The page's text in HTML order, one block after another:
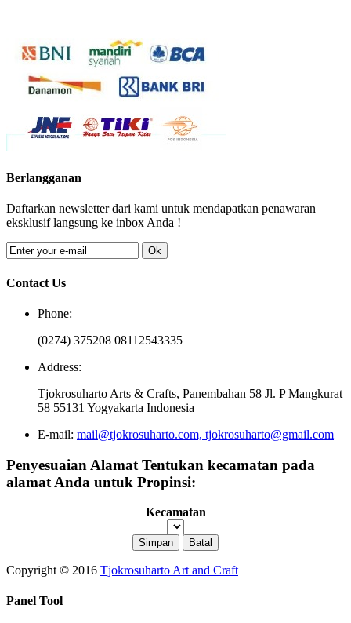
Berlangganan
Daftarkan newsletter dari kami untuk mendapatkan penawaran
eksklusif langsung ke inbox Anda !
Ok
Contact Us
Phone:
(0274) 375208 08112543335
Address:
Tjokrosuharto Arts & Crafts, Panembahan 58 Jl. P Mangkurat
58 55131 Yogyakarta Indonesia
E-mail: mail@tjokrosuharto.com, tjokrosuharto@gmail.com
Penyesuaian Alamat Tentukan kecamatan pada
alamat Anda untuk Propinsi:
Kecamatan
Copyright © 2016 Tjokrosuharto Art and Craft
Panel Tool